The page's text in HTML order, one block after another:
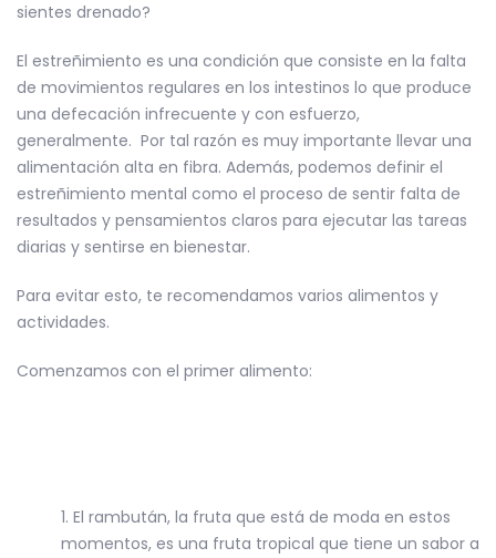
sientes drenado?
El estreñimiento es una condición que consiste en la falta
de movimientos regulares en los intestinos lo que produce
una defecación infrecuente y con esfuerzo,
generalmente. Por tal razón es muy importante llevar una
alimentación alta en fibra. Además, podemos definir el
estreñimiento mental como el proceso de sentir falta de
resultados y pensamientos claros para ejecutar las tareas
diarias y sentirse en bienestar.
Para evitar esto, te recomendamos varios alimentos y
actividades.
Comenzamos con el primer alimento:
El rambután, la fruta que está de moda en estos
momentos, es una fruta tropical que tiene un sabor a